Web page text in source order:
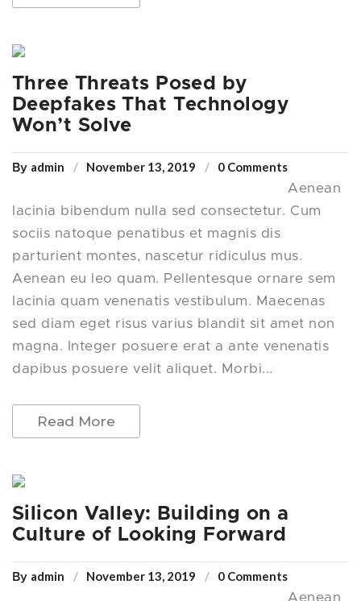
Three Threats Posed by
Deepfakes That Technology
Won’t Solve
By admin November 13, 2019 0 Comments
Aenean
lacinia bibendum nulla sed consectetur. Cum
sociis natoque penatibus et magnis dis
parturient montes, nascetur ridiculus mus.
Aenean eu leo quam. Pellentesque ornare sem
lacinia quam venenatis vestibulum. Maecenas
sed diam eget risus varius blandit sit amet non
magna. Integer posuere erat a ante venenatis
dapibus posuere velit aliquet. Morbi...
Read More
Silicon Valley: Building on a
Culture of Looking Forward
By admin November 13, 2019 0 Comments
Aenean